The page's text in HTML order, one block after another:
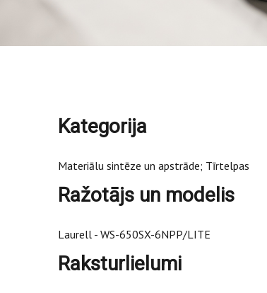
Kategorija
Materiālu sintēze un apstrāde; Tīrtelpas
Ražotājs un modelis
Laurell - WS-650SX-6NPP/LITE
Raksturlielumi